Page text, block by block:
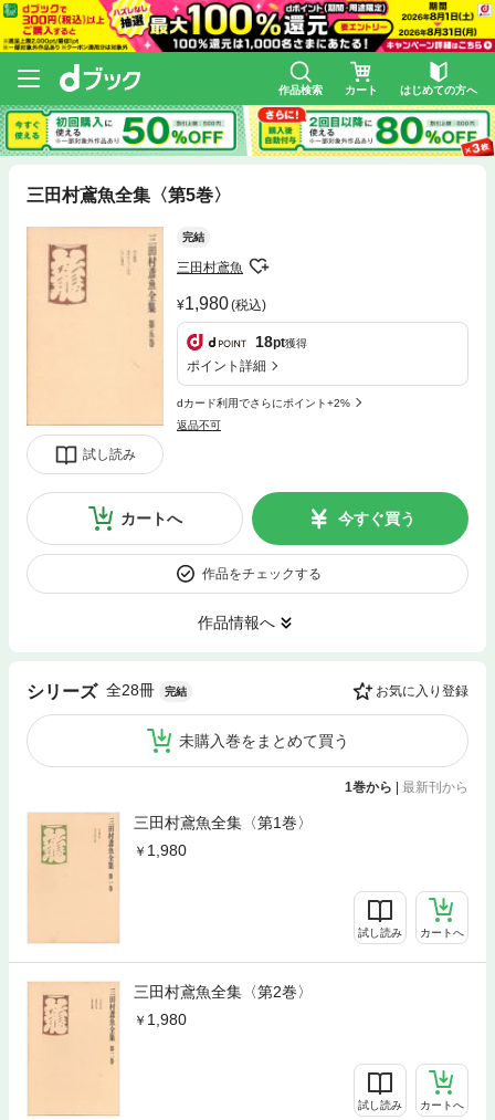
作品検索 カート はじめての方へ
三田村鳶魚全集〈第5巻〉
試し読み
完結
三田村鳶魚
1,980(税込)
18pt獲得
ポイント詳細
dカード利用でさらにポイント+2%
返品不可
カートへ 今すぐ買う
作品をチェックする
作品情報へ
シリーズ 全28冊 完結 お気に入り登録
未購入巻をまとめて買う
1巻から | 最新刊から
三田村鳶魚全集〈第1巻〉
1,980
試し読み カートへ
三田村鳶魚全集〈第2巻〉
1,980
試し読み カートへ